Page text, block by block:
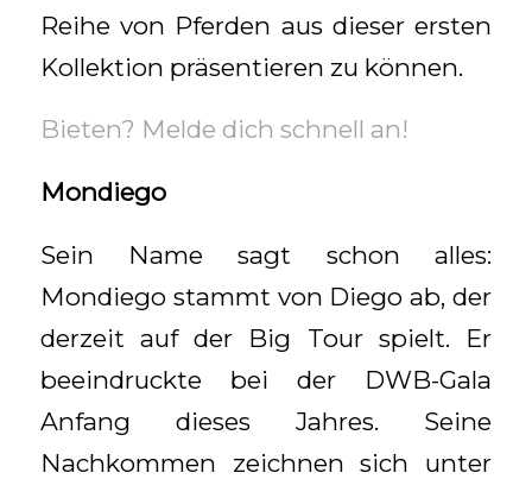
Reihe von Pferden aus dieser ersten
Kollektion präsentieren zu können.
Bieten? Melde dich schnell an!
Mondiego
Sein Name sagt schon alles:
Mondiego stammt von Diego ab, der
derzeit auf der Big Tour spielt. Er
beeindruckte bei der DWB-Gala
Anfang dieses Jahres. Seine
Nachkommen zeichnen sich unter